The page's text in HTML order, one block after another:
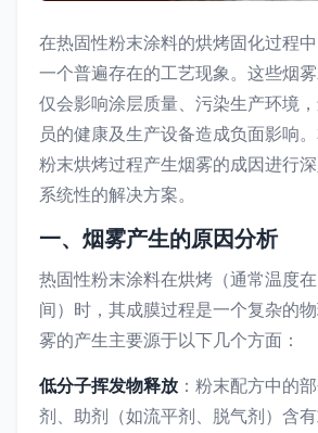
在热固性粉末涂料的烘烤固化过程
一个普遍存在的工艺现象。这些烟
仅会影响涂层质量、污染生产环境
员的健康及生产设备造成负面影响
粉末烘烤过程产生烟雾的成因进行
系统性的解决方案。
一、烟雾产生的原因分析
热固性粉末涂料在烘烤（通常温度
间）时，其成膜过程是一个复杂的
雾的产生主要源于以下几个方面：
低分子挥发物释放 ：粉末配方中的
剂、助剂（如流平剂、脱气剂）含